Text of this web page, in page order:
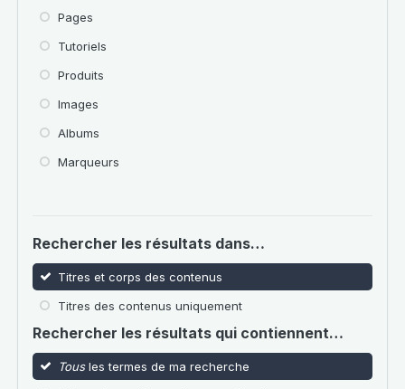
Pages
Tutoriels
Produits
Images
Albums
Marqueurs
Rechercher les résultats dans…
Titres et corps des contenus
Titres des contenus uniquement
Rechercher les résultats qui contiennent…
Tousles termes de ma recherche